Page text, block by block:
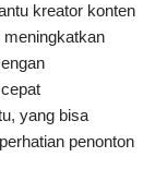
kreator konten
meningkatkan
yang bisa
penonton